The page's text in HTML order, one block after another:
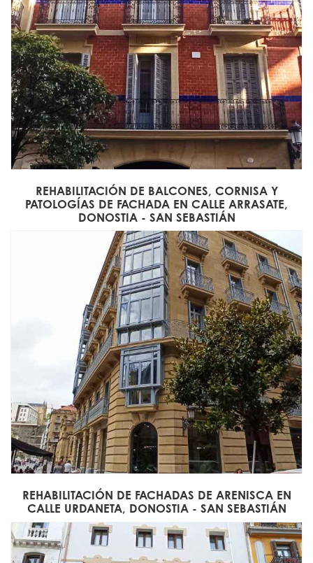
REHABILITACIÓN DE BALCONES, CORNISA Y
PATOLOGÍAS DE FACHADA EN CALLE ARRASATE,
DONOSTIA - SAN SEBASTIÁN
REHABILITACIÓN DE FACHADAS DE ARENISCA EN
CALLE URDANETA, DONOSTIA - SAN SEBASTIÁN